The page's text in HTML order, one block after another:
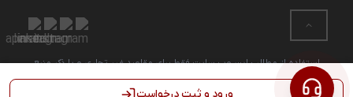
استفاده از مطالب این وب سایت فقط برای مقاصد غیر تجاری و با ذکر منبع
بلامانع است. کلیه حقوق این سایت متعلق به فروشگاه رویا طرح می باشد.